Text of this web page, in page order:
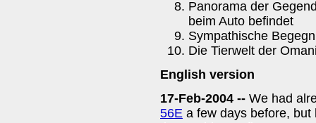
Panorama der
beim Auto befindet
Sympathische
Die Tierwelt der
English version
17-Feb-2004 -- We had
56E a few days before,